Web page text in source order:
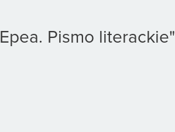
Pismo literackie"